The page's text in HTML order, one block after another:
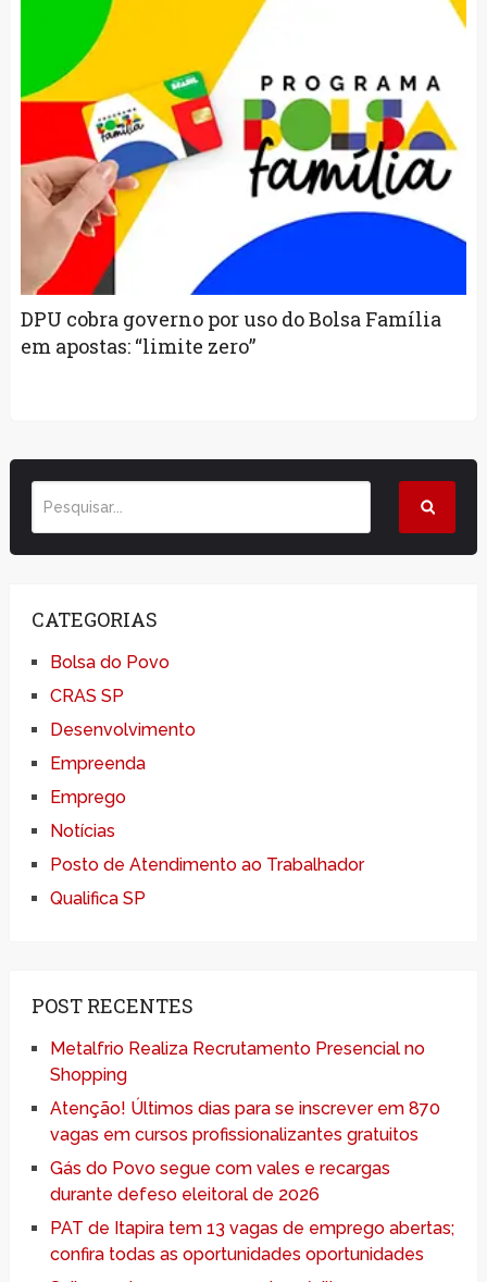
DPU cobra governo por uso do Bolsa Família
em apostas: “limite zero”
CATEGORIAS
Bolsa do Povo
CRAS SP
Desenvolvimento
Empreenda
Emprego
Notícias
Posto de Atendimento ao Trabalhador
Qualifica SP
POST RECENTES
Metalfrio Realiza Recrutamento Presencial no
Shopping
Atenção! Últimos dias para se inscrever em 870
vagas em cursos profissionalizantes gratuitos
Gás do Povo segue com vales e recargas
durante defeso eleitoral de 2026
PAT de Itapira tem 13 vagas de emprego abertas;
confira todas as oportunidades oportunidades